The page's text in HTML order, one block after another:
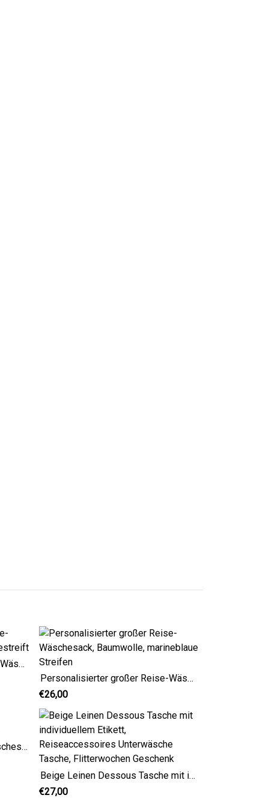
Personalisierter großer Reise-Wäschesack, Baumwolle, rot gestreift
Personalisierter großer Reise-Wäschesack, Baumwolle, marineblaue Streifen
€26,00
Personalisierter schmaler Wäschesack im maritimen Stil
Beige Leinen Dessous Tasche mit individuellem Etikett, Reiseaccessoires Unterwäsche Tasche, Flitterwochen Geschenk
€27,00